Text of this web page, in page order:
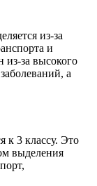
из-за
и
из-за высокого
а
к 3 классу. Это
выделения